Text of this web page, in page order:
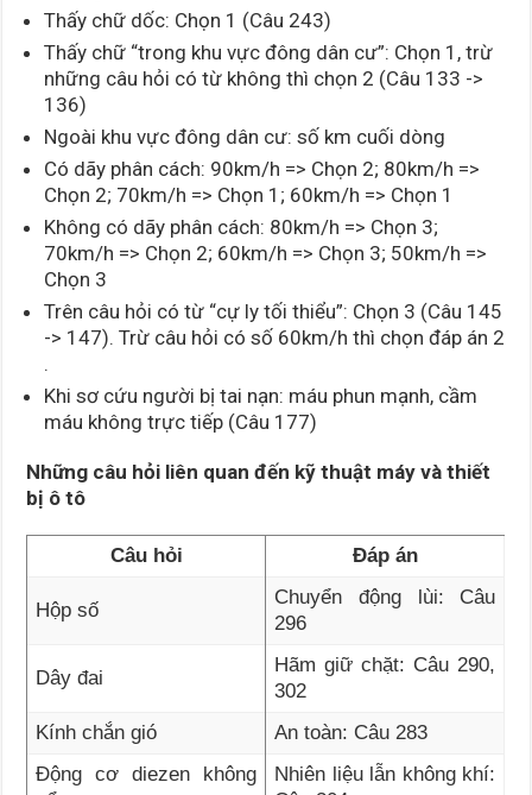
Thấy chữ dốc: Chọn 1 (Câu 243)
Thấy chữ “trong khu vực đông dân cư”: Chọn 1, trừ
những câu hỏi có từ không thì chọn 2 (Câu 133 ->
136)
Ngoài khu vực đông dân cư: số km cuối dòng
Có dãy phân cách: 90km/h => Chọn 2; 80km/h =>
Chọn 2; 70km/h => Chọn 1; 60km/h => Chọn 1
Không có dãy phân cách: 80km/h => Chọn 3;
70km/h => Chọn 2; 60km/h => Chọn 3; 50km/h =>
Chọn 3
Trên câu hỏi có từ “cự ly tối thiểu”: Chọn 3 (Câu 145
-> 147). Trừ câu hỏi có số 60km/h thì chọn đáp án 2
.
Khi sơ cứu người bị tai nạn: máu phun mạnh, cầm
máu không trực tiếp (Câu 177)
Những câu hỏi liên quan đến kỹ thuật máy và thiết
bị ô tô
Câu hỏi Đáp án
Hộp số
Chuyển động lùi: Câu
296
Dây đai
Hãm giữ chặt: Câu 290,
302
Kính chắn gió
An toàn: Câu 283
Động cơ diezen không
Nhiên liệu lẫn không khí: